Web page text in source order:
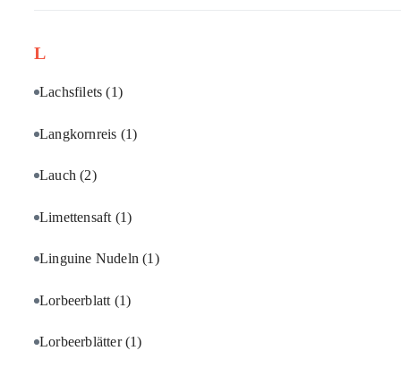
L
Lachsfilets(1)
Langkornreis (1)
Lauch(2)
Limettensaft (1)
Linguine Nudeln(1)
Lorbeerblatt (1)
Lorbeerblätter(1)